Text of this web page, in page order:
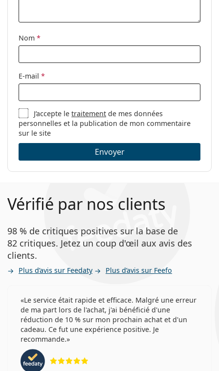
Étui:
Oui
Sexe:
Pour femmes
Catégorie:
Lunettes de vue
Marque:
Versace
Code:
Nom *
E-mail *
J’accepte letraitement de mes données
personnelles et la publication de mon commentaire
sur le site
Envoyer
Vérifié par nos clients
98 % de critiques positives sur la base de
82 critiques. Jetez un coup d'œil aux avis des
clients.
Plus d’avis sur Feedaty Plus d’avis sur Feefo
Le service était rapide et efficace. Malgré une erreur
de ma part lors de l'achat, j'ai bénéficié d'une
réduction de 10 % sur mon prochain achat et d'un
cadeau. Ce fut une expérience positive. Je
recommande.